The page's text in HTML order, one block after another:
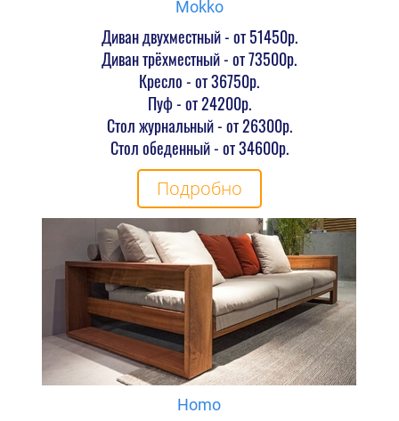
Mokko
Диван двухместный - от 51450р.
Диван трёхместный - от 73500р.
Кресло - от 36750р.
Пуф - от 24200р.
Стол журнальный - от 26300р.
Стол обеденный - от 34600р.
Подробно
Homo